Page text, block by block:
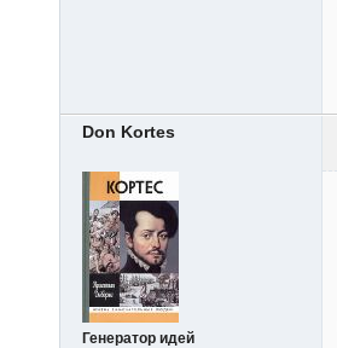
Don Kortes
Генератор идей